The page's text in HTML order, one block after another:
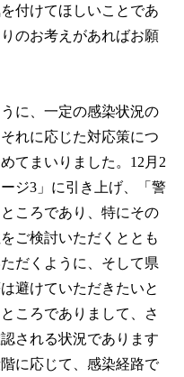
付けてほしいことであ
のお考えがあればお願
に、一定の感染状況の
れに応じた対応策につ
てまいりました。12月2
ジ3」に引き上げ、「警
ころであり、特にその
ご検討いただくととも
だくように、そして県
避けていただきたいと
ころでありまして、さ
される状況であります
に応じて、感染経路で